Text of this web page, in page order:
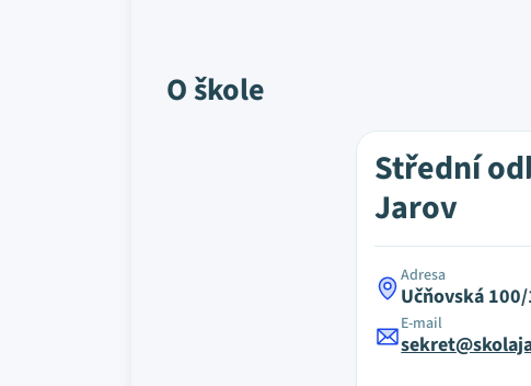
O škole
Střední
Jarov
Adresa
Učňovská
E-mail